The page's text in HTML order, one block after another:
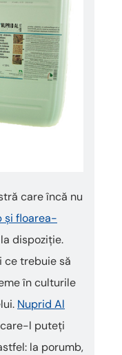
care încă nu
și floarea-
dispoziție.
ce trebuie să
în culturile
Nuprid Al
l puteți
la porumb,